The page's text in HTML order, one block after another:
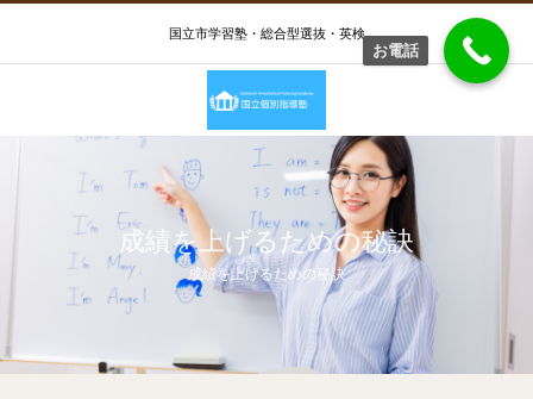
国立市学習塾・総合型選抜・英検
成績を上げるための秘訣
成績を上げるための秘訣
お電話